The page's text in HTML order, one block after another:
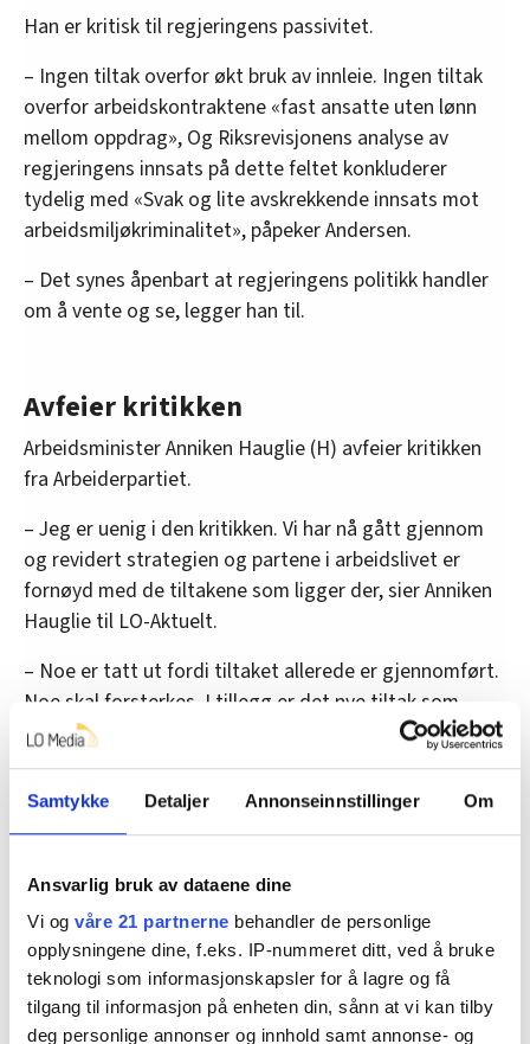
Samtykke Detaljer Annonseinnstillinger Om
Ansvarlig bruk av dataene dine
Vi og våre 21 partnerne behandler de personlige
opplysningene dine, f.eks. IP-nummeret ditt, ved å bruke
teknologi som informasjonskapsler for å lagre og få
tilgang til informasjon på enheten din, sånn at vi kan tilby
deg personlige annonser og innhold samt annonse- og
Han er kritisk til regjeringens passivitet.
– Ingen tiltak overfor økt bruk av innleie. Ingen tiltak
overfor arbeidskontraktene «fast ansatte uten lønn
mellom oppdrag», Og Riksrevisjonens analyse av
regjeringens innsats på dette feltet konkluderer
tydelig med «Svak og lite avskrekkende innsats mot
arbeidsmiljøkriminalitet», påpeker Andersen.
– Det synes åpenbart at regjeringens politikk handler
om å vente og se, legger han til.
Avfeier kritikken
Arbeidsminister Anniken Hauglie (H) avfeier kritikken
fra Arbeiderpartiet.
– Jeg er uenig i den kritikken. Vi har nå gått gjennom
og revidert strategien og partene i arbeidslivet er
fornøyd med de tiltakene som ligger der, sier Anniken
Hauglie til LO-Aktuelt.
– Noe er tatt ut fordi tiltaket allerede er gjennomført.
Noe skal forsterkes. I tillegg er det nye tiltak som
ligger i denne strategien som kommer til å bedre
situasjonen ytterligere. Så vi tar arbeidet mot
arbeidslivskriminalitet på alvor. De strategiene vi har
lagt fram viser det til fulle, mener arbeidsministeren.
Les også:
•Vil stoppe «husavtaler» som gir arbeidsgivere rett til
økt innleie av arbeidskraft